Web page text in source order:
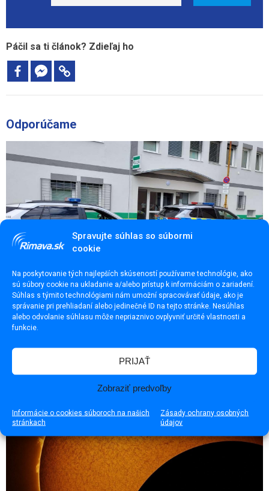
Spravujte súhlas so súbormi
cookie
Na poskytovanie tých najlepších skúseností používame technológie, ako
sú súbory cookie na ukladanie a/alebo prístup k informáciám o zariadení.
Súhlas s týmito technológiami nám umožní spracovávať údaje, ako je
správanie pri prehliadaní alebo jedinečné ID na tejto stránke. Nesúhlas
alebo odvolanie súhlasu môže nepriaznivo ovplyvniť určité vlastnosti a
funkcie.
PRIJAŤ
Zobraziť predvoľby
Informácie o cookies súboroch na našich
stránkach
Zásady ochrany osobných
údajov
Páčil sa ti článok? Zdieľaj ho
Odporúčame
V Pavlovciach došlo k nehode, zasahovali všetky zložky